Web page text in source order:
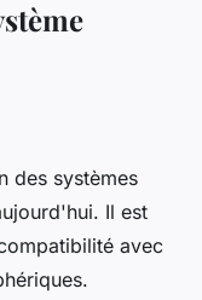
des systèmes
Il est
avec